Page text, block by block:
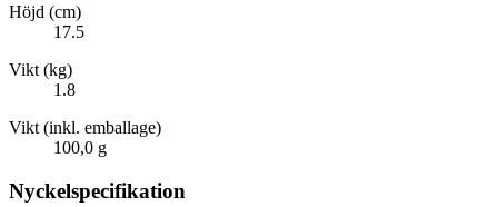
Höjd (cm)
17.5
Vikt (kg)
1.8
Vikt (inkl. emballage)
100,0 g
Nyckelspecifikation